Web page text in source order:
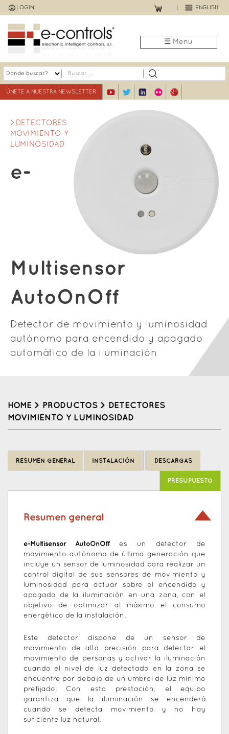
Jump
to
navigation
LOGIN ENGLISH
☰ Menu
ÚNETE A NUESTRA NEWSLETTER
DETECTORES
MOVIMIENTO Y
LUMINOSIDAD
e-
Multisensor
AutoOnOff
Detector de movimiento y luminosidad
autónomo para encendido y apagado
automático de la iluminación
HOME > PRODUCTOS >
DETECTORES
MOVIMIENTO Y LUMINOSIDAD
RESUMEN GENERAL INSTALACIÓN DESCARGAS
PRESUPUESTO
Resumen general
e-Multisensor AutoOnOffes un detector de
movimiento autónomo de última generación que
incluye un sensor de luminosidad para realizar un
control digital de sus sensores de movimiento y
luminosidad para actuar sobre el encendido y
apagado de la iluminación en una zona, con el
objetivo de optimizar al máximo el consumo
energético de la instalación.
Este detector dispone de un sensor de
movimiento de alta precisión para detectar el
movimiento de personas y activar la iluminación
cuando el nivel de luz detectado en la zona se
encuentre por debajo de un umbral de luz mínimo
prefijado. Con esta prestación, el equipo
garantiza que la iluminación se encenderá
cuando se detecta movimiento y no hay
suficiente luz natural.